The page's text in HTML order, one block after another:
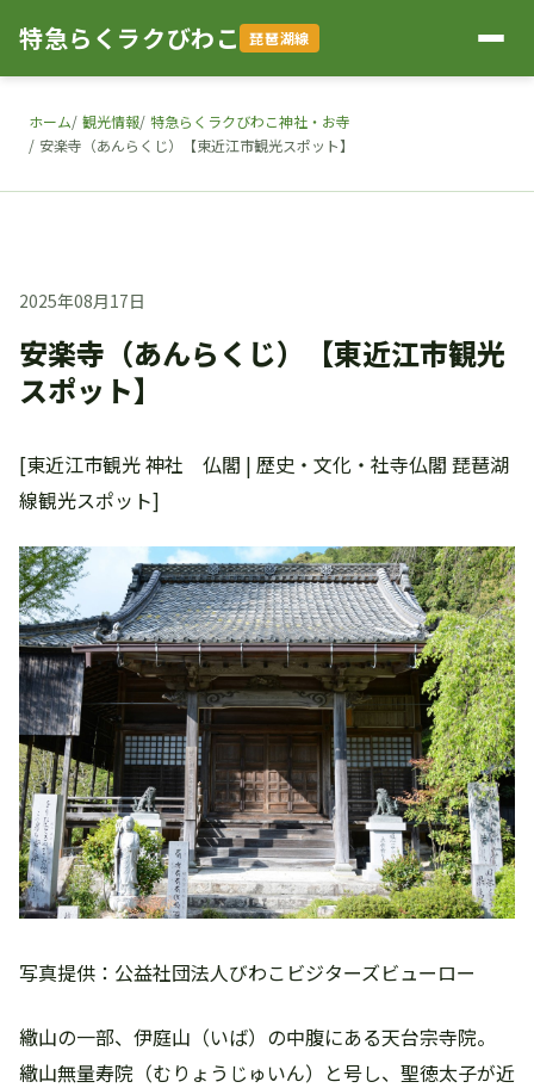
特急らくラクびわこ 琵琶湖線
ホーム 観光情報 特急らくラクびわこ神社・お寺
安楽寺（あんらくじ）【東近江市観光スポット】
2025年08月17日
安楽寺（あんらくじ）【東近江市観光
スポット】
[東近江市観光 神社 仏閣 | 歴史・文化・社寺仏閣 琵琶湖
線観光スポット]
写真提供：公益社団法人びわこビジターズビューロー
繖山の一部、伊庭山（いば）の中腹にある天台宗寺院。
繖山無量寿院（むりょうじゅいん）と号し、聖徳太子が近